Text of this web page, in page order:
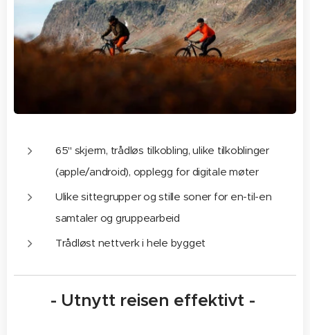
65'' skjerm, trådløs tilkobling, ulike tilkoblinger
(apple/android), opplegg for digitale møter
Ulike sittegrupper og stille soner for en-til-en
samtaler og gruppearbeid
Trådløst nettverk i hele bygget
- Utnytt reisen effektivt -